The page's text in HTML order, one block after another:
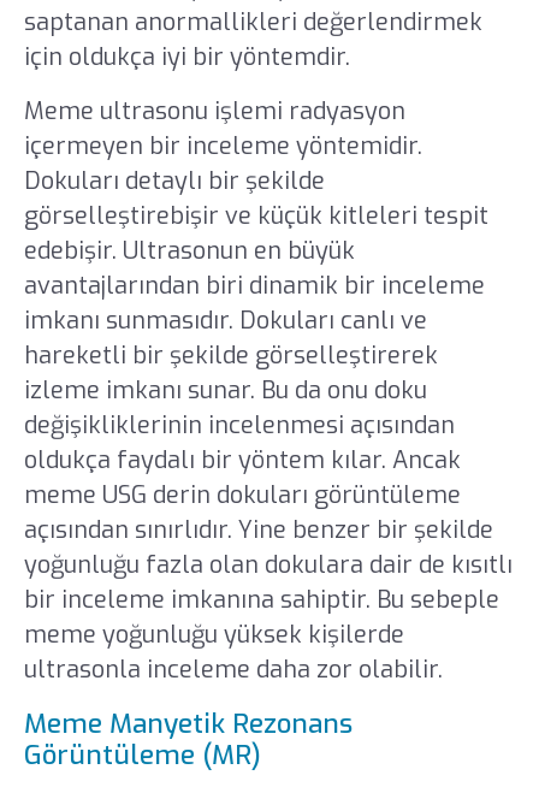
saptanan anormallikleri değerlendirmek
için oldukça iyi bir yöntemdir.
Meme ultrasonu işlemi radyasyon
içermeyen bir inceleme yöntemidir.
Dokuları detaylı bir şekilde
görselleştirebişir ve küçük kitleleri tespit
edebişir. Ultrasonun en büyük
avantajlarından biri dinamik bir inceleme
imkanı sunmasıdır. Dokuları canlı ve
hareketli bir şekilde görselleştirerek
izleme imkanı sunar. Bu da onu doku
değişikliklerinin incelenmesi açısından
oldukça faydalı bir yöntem kılar. Ancak
meme USG derin dokuları görüntüleme
açısından sınırlıdır. Yine benzer bir şekilde
yoğunluğu fazla olan dokulara dair de kısıtlı
bir inceleme imkanına sahiptir. Bu sebeple
meme yoğunluğu yüksek kişilerde
ultrasonla inceleme daha zor olabilir.
Meme Manyetik Rezonans
Görüntüleme (MR)